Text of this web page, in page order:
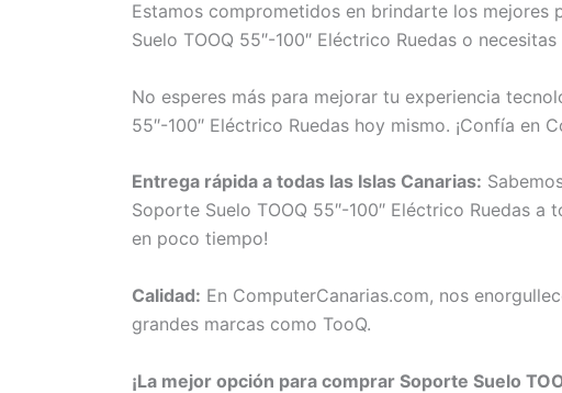
Estamos comprometidos en brindarte los
Suelo TOOQ 55″-100″ Eléctrico Ruedas o
No esperes más para mejorar tu experiencia
55″-100″ Eléctrico Ruedas hoy mismo. ¡Confía
Entrega rápida a todas las Islas Canarias:
Soporte Suelo TOOQ 55″-100″ Eléctrico Ruedas
en poco tiempo!
Calidad: En ComputerCanarias.com, nos
grandes marcas como TooQ.
¡La mejor opción para comprar Soporte Suelo